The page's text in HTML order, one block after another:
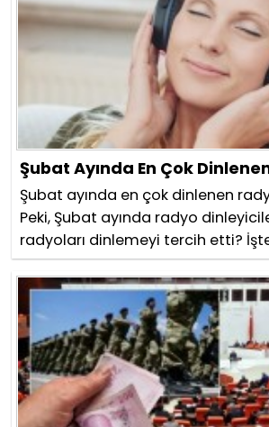
Şubat Ayında En Çok
Şubat ayında en çok dinlenen
Peki, Şubat ayında radyo
radyoları dinlemeyi tercih etti?